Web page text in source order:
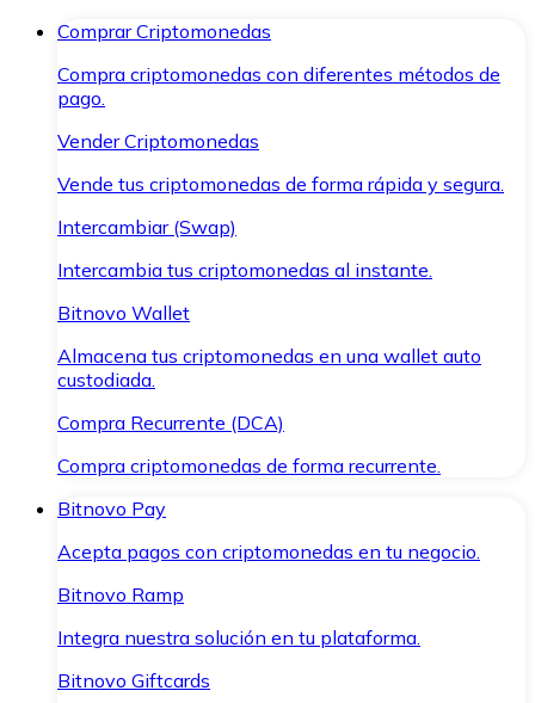
Comprar Criptomonedas
Compra criptomonedas con diferentes métodos de
pago.
Vender Criptomonedas
Vende tus criptomonedas de forma rápida y segura.
Intercambiar (Swap)
Intercambia tus criptomonedas al instante.
Bitnovo Wallet
Almacena tus criptomonedas en una wallet auto
custodiada.
Compra Recurrente (DCA)
Compra criptomonedas de forma recurrente.
Bitnovo Pay
Acepta pagos con criptomonedas en tu negocio.
Bitnovo Ramp
Integra nuestra solución en tu plataforma.
Bitnovo Giftcards